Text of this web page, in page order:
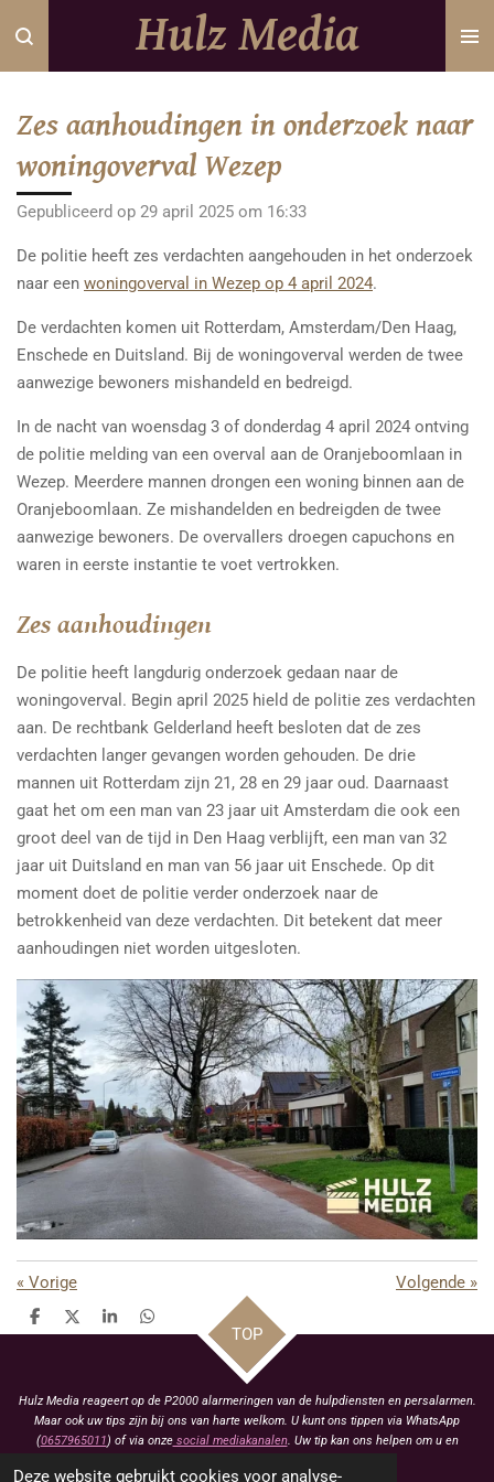
Deze website gebruikt cookies voor analyse-
Ga
direct
hoofdinhoud
Hulz Media
Zes aanhoudingen in onderzoek naar
woningoverval Wezep
Gepubliceerd op 29 april 2025 om 16:33
De politie heeft zes verdachten aangehouden in het onderzoek
naar een woningoverval in Wezep op 4 april 2024.
De verdachten komen uit Rotterdam, Amsterdam/Den Haag,
Enschede en Duitsland. Bij de woningoverval werden de twee
aanwezige bewoners mishandeld en bedreigd.
In de nacht van woensdag 3 of donderdag 4 april 2024 ontving
de politie melding van een overval aan de Oranjeboomlaan in
Wezep. Meerdere mannen drongen een woning binnen aan de
Oranjeboomlaan. Ze mishandelden en bedreigden de twee
aanwezige bewoners. De overvallers droegen capuchons en
waren in eerste instantie te voet vertrokken.
Zes aanhoudingen
De politie heeft langdurig onderzoek gedaan naar de
woningoverval. Begin april 2025 hield de politie zes verdachten
aan. De rechtbank Gelderland heeft besloten dat de zes
verdachten langer gevangen worden gehouden. De drie
mannen uit Rotterdam zijn 21, 28 en 29 jaar oud. Daarnaast
gaat het om een man van 23 jaar uit Amsterdam die ook een
groot deel van de tijd in Den Haag verblijft, een man van 32
jaar uit Duitsland en man van 56 jaar uit Enschede. Op dit
moment doet de politie verder onderzoek naar de
betrokkenheid van deze verdachten. Dit betekent dat meer
aanhoudingen niet worden uitgesloten.
« Vorige Volgende »
D
e
D
e
S
h
D
e
TOP
Hulz Media reageert op de P2000 alarmeringen van de hulpdiensten en persalarmen.
Maar ook uw tips zijn bij ons van harte welkom. U kunt ons tippen via WhatsApp
(0657965011) of via onzesocial mediakanalen. Uw tip kan ons helpen om u en